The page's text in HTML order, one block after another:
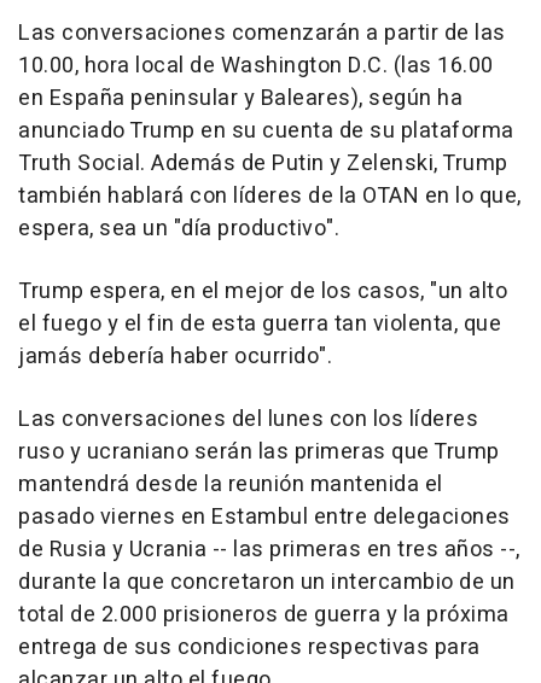
Las conversaciones comenzarán a partir de las
10.00, hora local de Washington D.C. (las 16.00
en España peninsular y Baleares), según ha
anunciado Trump en su cuenta de su plataforma
Truth Social. Además de Putin y Zelenski, Trump
también hablará con líderes de la OTAN en lo que,
espera, sea un "día productivo".
Trump espera, en el mejor de los casos, "un alto
el fuego y el fin de esta guerra tan violenta, que
jamás debería haber ocurrido".
Las conversaciones del lunes con los líderes
ruso y ucraniano serán las primeras que Trump
mantendrá desde la reunión mantenida el
pasado viernes en Estambul entre delegaciones
de Rusia y Ucrania -- las primeras en tres años --,
durante la que concretaron un intercambio de un
total de 2.000 prisioneros de guerra y la próxima
entrega de sus condiciones respectivas para